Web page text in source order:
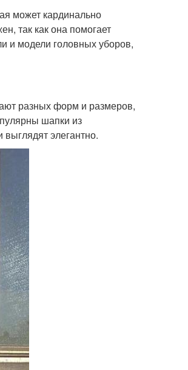
может кардинально
так как она помогает
и модели головных уборов,
разных форм и размеров,
шапки из
элегантно.